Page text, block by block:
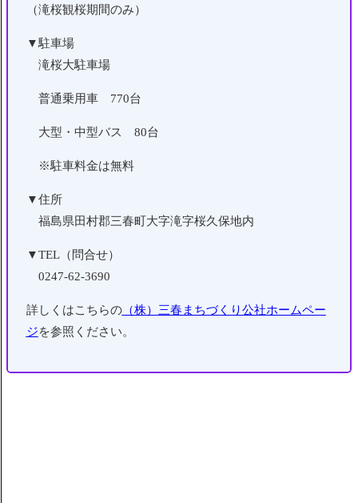
（滝桜観桜期間のみ）
▼駐車場
滝桜大駐車場
普通乗用車 770台
大型・中型バス 80台
※駐車料金は無料
▼住所
福島県田村郡三春町大字滝字桜久保地内
▼TEL（問合せ）
0247-62-3690
詳しくはこちらの（株）三春まちづくり公社ホームペー
ジを参照ください。